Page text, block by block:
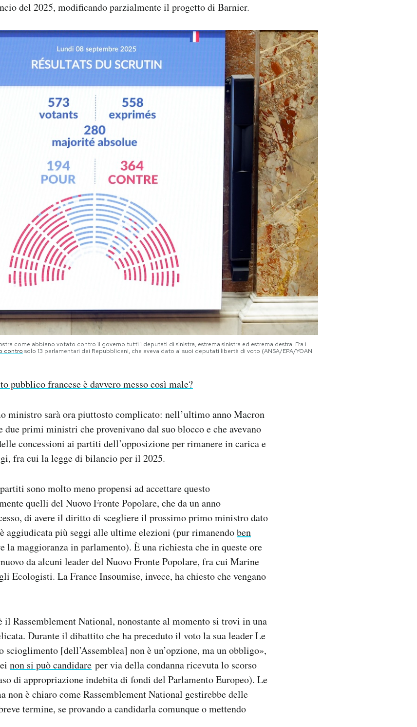
del 2025, modificando parzialmente il progetto di Barnier.
come abbiano votato contro il governo tutti i deputati di sinistra, estrema sinistra ed estrema destra. Fra i
contro solo 13 parlamentari dei Repubblicani, che aveva dato ai suoi deputati libertà di voto (ANSA/EPA/YOAN
pubblico francese è davvero messo così male?
ministro sarà ora piuttosto complicato: nell’ultimo anno Macron
due primi ministri che provenivano dal suo blocco e che avevano
concessioni ai partiti dell’opposizione per rimanere in carica e
fra cui la legge di bilancio per il 2025.
sono molto meno propensi ad accettare questo
quelli del Nuovo Fronte Popolare, che da un anno
di avere il diritto di scegliere il prossimo primo ministro dato
aggiudicata più seggi alle ultime elezioni (pur rimanendoben
la maggioranza in parlamento). È una richiesta che in queste ore
da alcuni leader del Nuovo Fronte Popolare, fra cui Marine
Ecologisti. La France Insoumise, invece, ha chiesto che vengano
il Rassemblement National, nonostante al momento si trovi in una
Durante il dibattito che ha preceduto il voto la sua leader Le
scioglimento [dell’Assemblea] non è un’opzione, ma un obbligo»,
non si può candidare per via della condanna ricevuta lo scorso
di appropriazione indebita di fondi del Parlamento Europeo). Le
non è chiaro come Rassemblement National gestirebbe delle
termine, se provando a candidarla comunque o mettendo